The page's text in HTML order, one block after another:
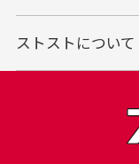
ストストについて